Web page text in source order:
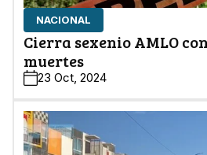
NACIONAL
Cierra sexenio AMLO
muertes
23 Oct, 2024